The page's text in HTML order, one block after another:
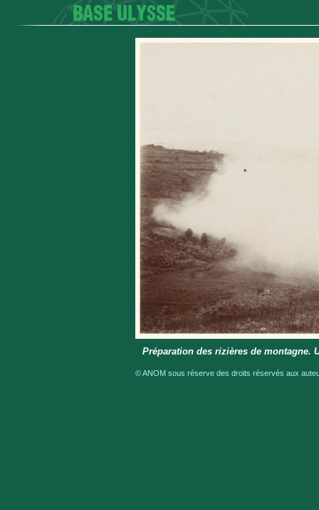
Préparation des rizières de montagne.
© ANOM sous réserve des droits réservés aux